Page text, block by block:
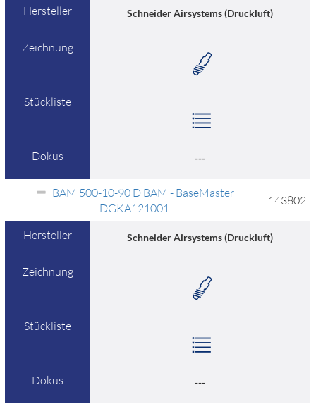
Hersteller Schneider Airsystems (Druckluft)
Zeichnung
Stückliste
Dokus ---
BAM 500-10-90 D BAM - BaseMaster
DGKA121001
143802
Hersteller Schneider Airsystems (Druckluft)
Zeichnung
Stückliste
Dokus ---